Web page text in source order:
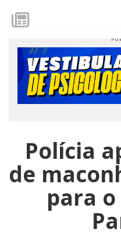
Polícia
de
para